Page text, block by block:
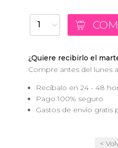
¿Quiere recibirlo el
Compre antes del lunes
Recíbalo en 24 - 48
Pago 100% seguro
Gastos de envío gratis
<